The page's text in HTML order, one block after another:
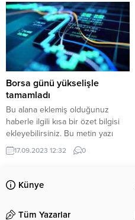
eklenmişse başlık altında kalın
olarak bu şekilde gösterilir,
eklenmemişse bu alan boş kalır.
Borsa günü yükselişle
tamamladı
Bu alana eklemiş olduğunuz
haberle ilgili kısa bir özet bilgisi
ekleyebilirsiniz. Bu metin yazı
düzenleme sayfasında “Özet”
bölümünden eklenebilir. Özet
olarak bu şekilde gösterilir,
eklenmemişse bu alan boş kalır.
17.09.2023 12:32 0
Künye
Tüm Yazarlar